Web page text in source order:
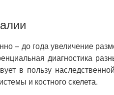
– до года увеличение
диагностика
в пользу
и костного скелета.